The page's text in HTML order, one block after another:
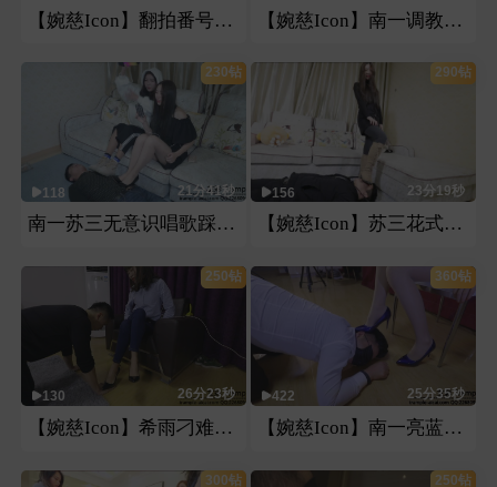
【婉慈Icon】翻拍番号片系列三人OL装第二部（双视角） 【婉慈Icon】南一调教（双视角）
230钻
118 21分41秒
南一苏三无意识唱歌踩恋足
290钻
156 23分19秒
【婉慈Icon】苏三花式虐狗
250钻
130 26分23秒
【婉慈Icon】希雨刁难下属
360钻
422 25分35秒
【婉慈Icon】南一亮蓝色高跟，鞋跟虐乳，踢裆
300钻 250钻